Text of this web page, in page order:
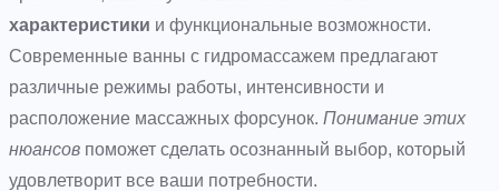
характеристики и функциональные возможности.
Современные ванны с гидромассажем предлагают
различные режимы работы, интенсивности и
расположение массажных форсунок. Понимание этих
нюансов поможет сделать осознанный выбор, который
удовлетворит все ваши потребности.